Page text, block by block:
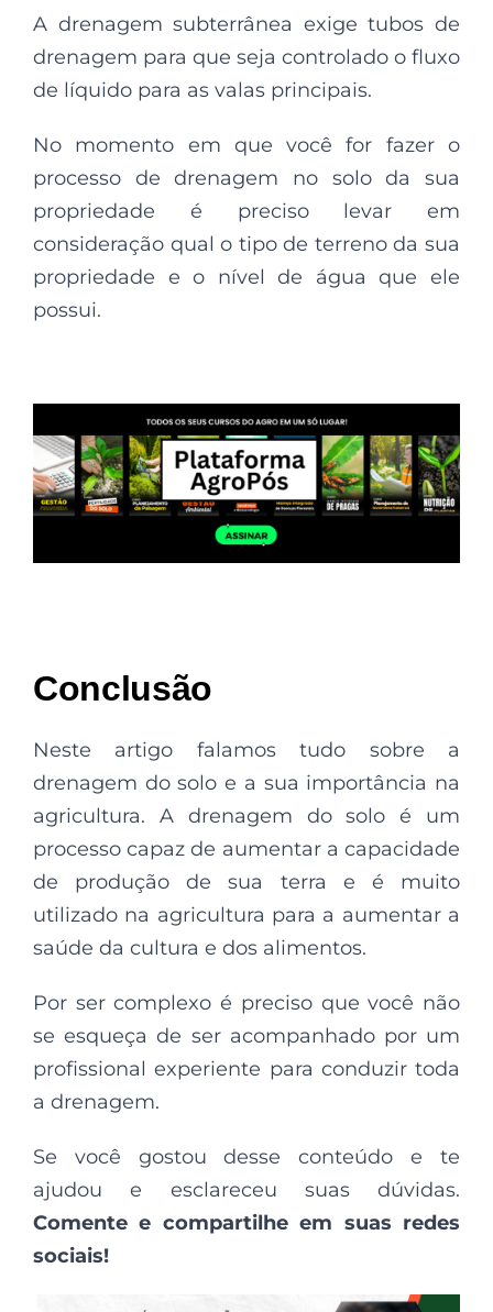
A drenagem subterrânea exige tubos de
drenagem para que seja controlado o fluxo
de líquido para as valas principais.
No momento em que você for fazer o
processo de drenagem no solo da sua
propriedade é preciso levar em
consideração qual o tipo de terreno da sua
propriedade e o nível de água que ele
possui.
Conclusão
Neste artigo falamos tudo sobre a
drenagem do solo e a sua importância na
agricultura. A drenagem do solo é um
processo capaz de aumentar a capacidade
de produção de sua terra e é muito
utilizado na agricultura para a aumentar a
saúde da cultura e dos alimentos.
Por ser complexo é preciso que você não
se esqueça de ser acompanhado por um
profissional experiente para conduzir toda
a drenagem.
Se você gostou desse conteúdo e te
ajudou e esclareceu suas dúvidas.
Comente e compartilhe em suas redes
sociais!